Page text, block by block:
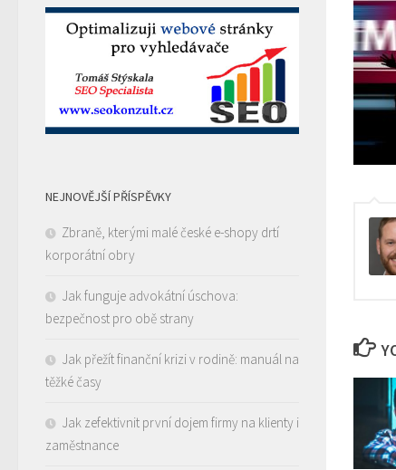
NEJNOVĚJŠÍ PŘÍSPĚVKY
Zbraně, kterými malé české e-shopy drtí
korporátní obry
Jak funguje advokátní úschova:
bezpečnost pro obě strany
Jak přežít finanční krizi v rodině: manuál na
těžké časy
Jak zefektivnit první dojem firmy na klienty i
zaměstnance